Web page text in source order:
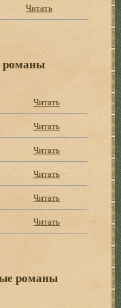
Читать
романы
Читать
Читать
Читать
Читать
Читать
Читать
романы